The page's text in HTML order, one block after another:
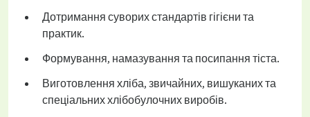
Дотримання суворих стандартів гігієни та
практик.
Формування, намазування та посипання тіста.
Виготовлення хліба, звичайних, вишуканих та
спеціальних хлібобулочних виробів.